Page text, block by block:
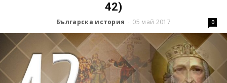
42)
Българска история - 05 май 2017 0